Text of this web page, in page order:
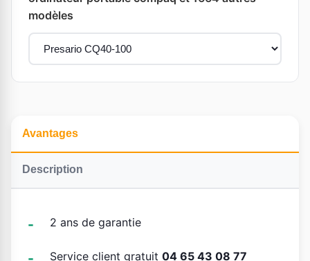
modèles
Avantages
Description
2 ans de garantie
Service client gratuit 04 65 43 08 77